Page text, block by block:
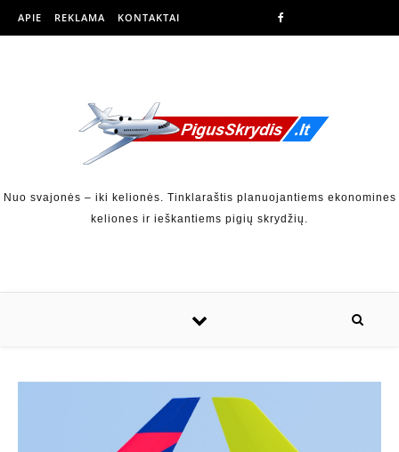
APIE REKLAMA KONTAKTAI
Nuo svajonės – iki kelionės. Tinklaraštis planuojantiems ekonomines
keliones ir ieškantiems pigių skrydžių.